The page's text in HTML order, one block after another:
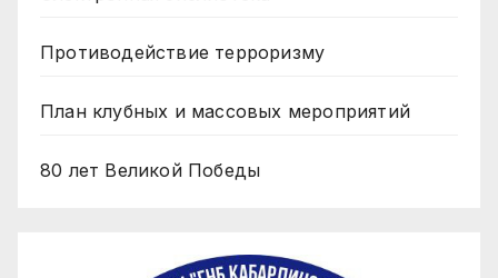
Противодействие терроризму
План клубных и массовых мероприятий
80 лет Великой Победы